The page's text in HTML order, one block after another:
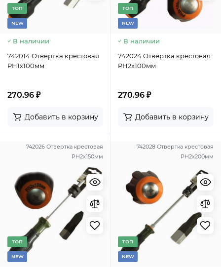
TОП
NEW
В наличии
742014 Отвертка крестовая
PH1х100мм
270.96 ₽
Добавить в корзину
TОП
NEW
В наличии
742024 Отвертка крестовая
PH2х100мм
270.96 ₽
Добавить в корзину
742026 Отвертка крестовая
PH2х150мм
TОП
NEW
742028 Отвертка крестовая
PH2х200мм
TОП
NEW